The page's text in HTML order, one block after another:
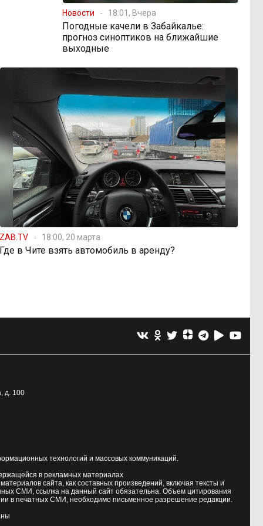
Новости 18:01, Вчера
Погодные качели в Забайкалье:
прогноз синоптиков на ближайшие
выходные
ZAB.TV 18:00, 20 марта
Где в Чите взять автомобиль в аренду?
д. 100
технологий и массовых коммуникаций.
в рекламных материалах
сайта, как составных произведений, включая тексты и
СМИ, ссылка на данный сайт обязательна. Объем цитирования
в печатных СМИ, необходимо письменное разрешение редакции.